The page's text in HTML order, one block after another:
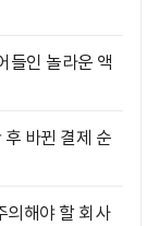
들인 놀라운 액
바뀐 결제 순
의해야 할 회사